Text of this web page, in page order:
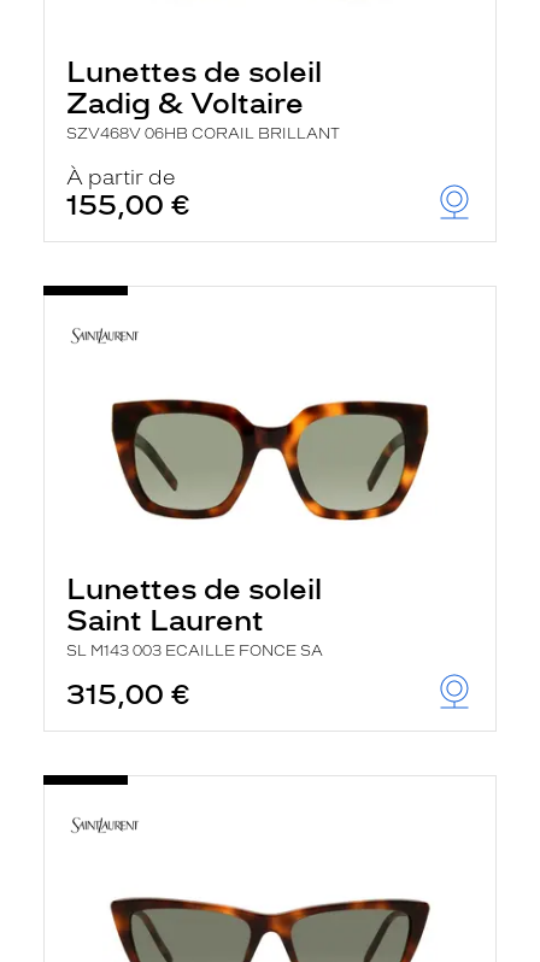
Lunettes de soleil
Zadig & Voltaire
SZV468V 06HB CORAIL BRILLANT
À partir de
155,00 €
Lunettes de soleil
Saint Laurent
SL M143 003 ECAILLE FONCE SA
315,00 €